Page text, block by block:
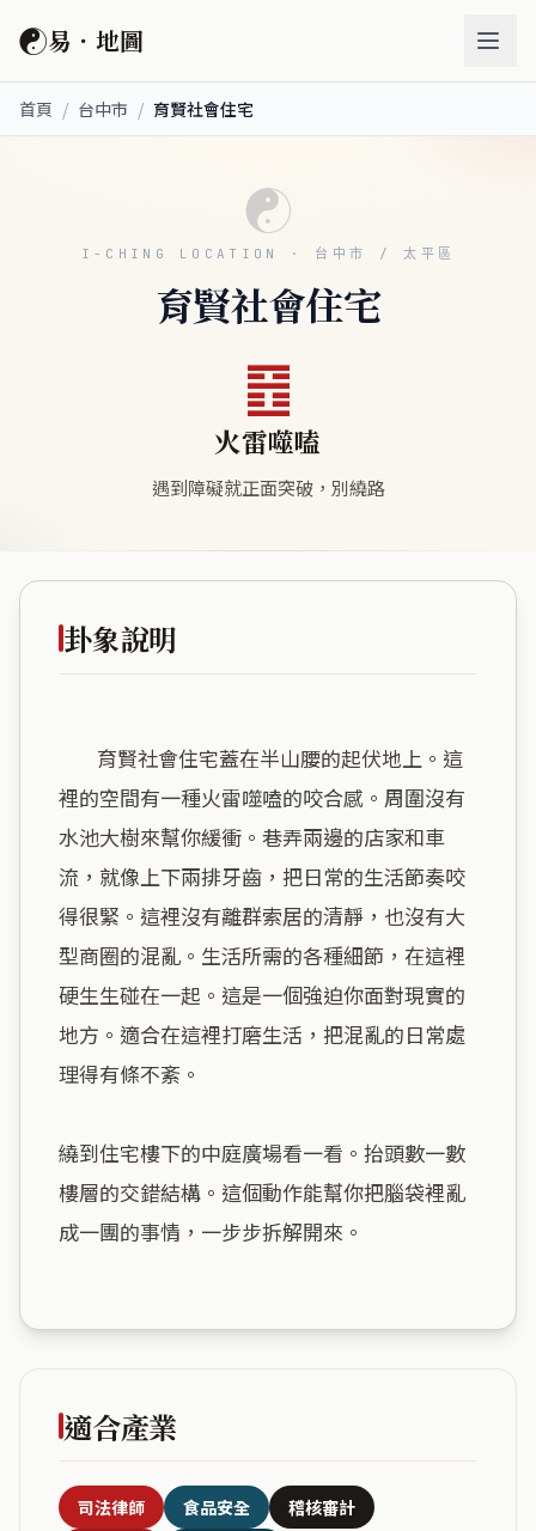
☯易．地圖
首頁 / 台中市 / 育賢社會住宅
☯
I-CHING LOCATION · 台中市 / 太平區
育賢社會住宅
䷔
火雷噬嗑
遇到障礙就正面突破，別繞路
卦象說明
裡的空間有一種火雷噬嗑的咬合感。周圍沒有
水池大樹來幫你緩衝。巷弄兩邊的店家和車
流，就像上下兩排牙齒，把日常的生活節奏咬
得很緊。這裡沒有離群索居的清靜，也沒有大
型商圈的混亂。生活所需的各種細節，在這裡
硬生生碰在一起。這是一個強迫你面對現實的
地方。適合在這裡打磨生活，把混亂的日常處
理得有條不紊。
繞到住宅樓下的中庭廣場看一看。抬頭數一數
樓層的交錯結構。這個動作能幫你把腦袋裡亂
成一團的事情，一步步拆解開來。
適合產業
司法律師 食品安全
稽核審計